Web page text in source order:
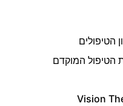
הטיפולים
הטיפול המוקדם